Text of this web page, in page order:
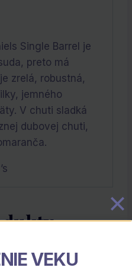
Single Barrel je
preto má
zrelá, robustná,
jemného
V chuti sladká
dubovej chuti,
VEKU